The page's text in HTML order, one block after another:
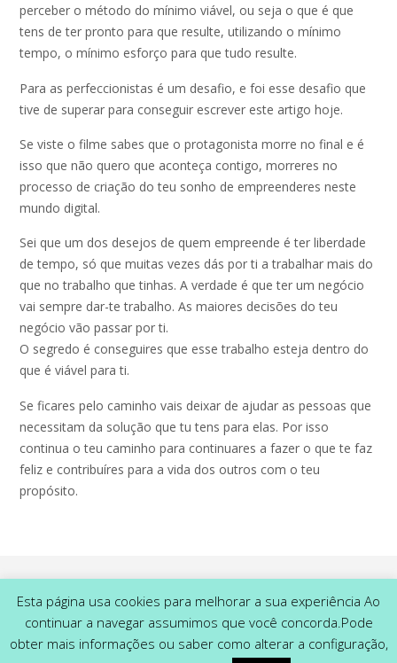
perceber o método do mínimo viável, ou seja o que é que
tens de ter pronto para que resulte, utilizando o mínimo
tempo, o mínimo esforço para que tudo resulte.
Para as perfeccionistas é um desafio, e foi esse desafio que
tive de superar para conseguir escrever este artigo hoje.
Se viste o filme sabes que o protagonista morre no final e é
isso que não quero que aconteça contigo, morreres no
processo de criação do teu sonho de empreenderes neste
mundo digital.
Sei que um dos desejos de quem empreende é ter liberdade
de tempo, só que muitas vezes dás por ti a trabalhar mais do
que no trabalho que tinhas. A verdade é que ter um negócio
vai sempre dar-te trabalho. As maiores decisões do teu
negócio vão passar por ti.
O segredo é conseguires que esse trabalho esteja dentro do
que é viável para ti.
Se ficares pelo caminho vais deixar de ajudar as pessoas que
necessitam da solução que tu tens para elas. Por isso
continua o teu caminho para continuares a fazer o que te faz
feliz e contribuíres para a vida dos outros com o teu
propósito.
Esta página usa cookies para melhorar a sua experiência Ao
continuar a navegar assumimos que você concorda.Pode
obter mais informações ou saber como alterar a configuração,